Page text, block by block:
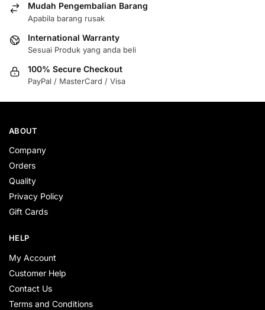
Mudah Pengembalian Barang
Apabila barang rusak
International Warranty
Sesuai Produk yang anda beli
100% Secure Checkout
PayPal / MasterCard / Visa
ABOUT
Company
Orders
Quality
Privacy Policy
Gift Cards
HELP
My Account
Customer Help
Contact Us
Terms and Conditions